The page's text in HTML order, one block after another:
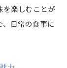
を楽しむことが
日常の食事に